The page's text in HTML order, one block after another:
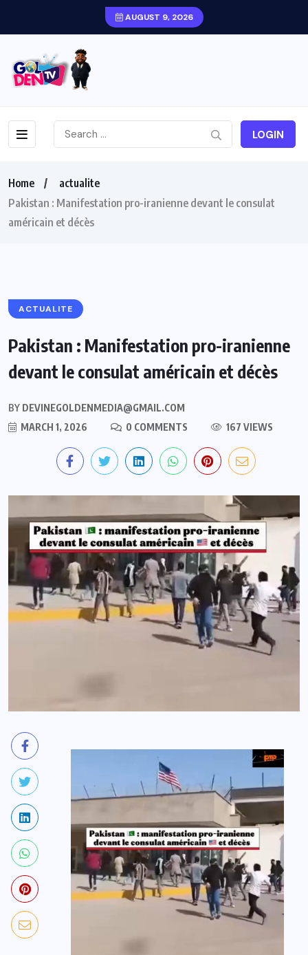
AUGUST 9, 2026
LOGIN
Home
actualite
Pakistan : Manifestation pro-iranienne devant le consulat
américain et décès
ACTUALITE
Pakistan : Manifestation pro-iranienne
devant le consulat américain et décès
BY DEVINEGOLDENMEDIA@GMAIL.COM
MARCH 1, 2026
0 COMMENTS 167 VIEWS